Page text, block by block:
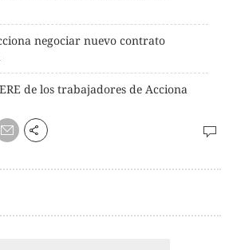
negociar nuevo contrato
de los trabajadores de Acciona